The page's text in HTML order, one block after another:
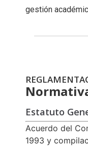
gestión
Estatuto
Acuerdo del
1993 y